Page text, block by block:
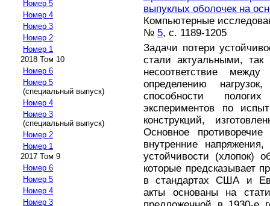
Номер 5
Номер 4
Номер 3
Номер 2
Номер 1
2018 Том 10
Номер 6
Номер 5
(специальный выпуск)
Номер 4
Номер 3
(специальный выпуск)
Номер 2
Номер 1
2017 Том 9
Номер 6
Номер 5
Номер 4
Номер 3
выпуклых оболочек на
Компьютерные
№ 5, с. 1189-1205
Задачи потери
стали актуальными,
несоответствие
определению
способности
экспериментов по
конструкций,
Основное
внутренние
устойчивости (хлопок)
которые предсказывает
в стандартах США и
акты основаны на